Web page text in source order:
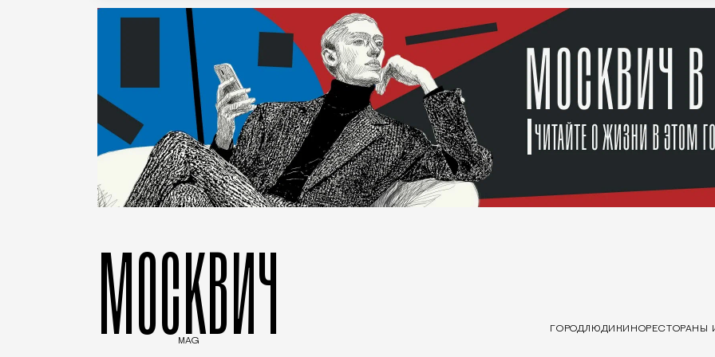
МОСКВИЧ
MAG
ГОРОДЛЮДИ КИНОРЕСТОРАНЫ